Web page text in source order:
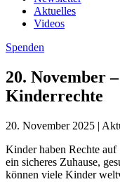
Aktuelles
Videos
Spenden
20. November
Kinderrechte
20. November 2025 |
Kinder haben Rechte
ein sicheres Zuhause,
können viele Kinder